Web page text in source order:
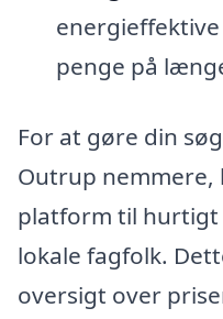
penge på
For at gøre din
Outrup nemmere,
platform til
lokale fagfolk.
oversigt over